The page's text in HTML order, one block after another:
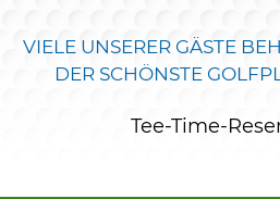
VIELE UNSERER GÄSTE
DER SCHÖNSTE
Tee-Time-